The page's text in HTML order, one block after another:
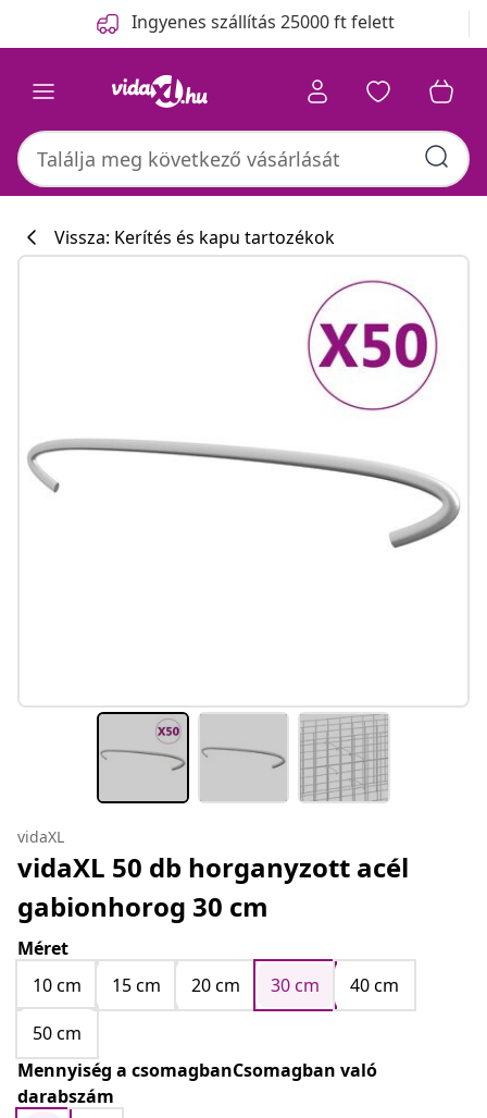
Ingyenes szállítás 25000 ft felett
Vissza: Kerítés és kapu tartozékok
vidaXL
vidaXL 50 db horganyzott acél
gabionhorog 30 cm
Méret
10 cm
15 cm 20 cm 30 cm
40 cm
50 cm
Mennyiség a csomagbanCsomagban való
darabszám